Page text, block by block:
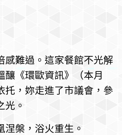
感難過。這家餐館不光解
釀《環歐資訊》（本月
托，妳走進了市議會，參
光。
槃，浴火重生。